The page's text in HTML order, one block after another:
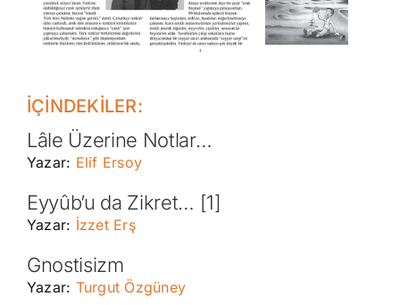
İÇİNDEKİLER:
Lâle Üzerine Notlar…
Yazar: Elif Ersoy
Eyyûb’u da Zikret… [1]
Yazar: İzzet Erş
Gnostisizm
Yazar: Turgut Özgüney